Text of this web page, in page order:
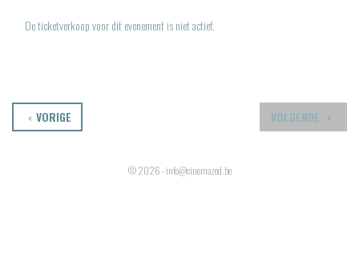
De ticketverkoop voor dit evenement is niet actief.
VOLGENDE
VORIGE
© 2026 - info@cinemazed.be